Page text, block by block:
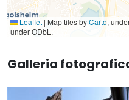
Leaflet | Map tiles byCarto,
under ODbL.
Galleria